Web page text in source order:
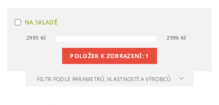
NA SKLADĚ
2995 Kč 2996 Kč
POLOŽEK K ZOBRAZENÍ: 1
FILTR PODLE PARAMETRŮ, VLASTNOSTÍ A VÝROBCŮ